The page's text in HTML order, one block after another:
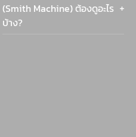
(Smith Machine) ต้องดูอะไร
บ้าง?